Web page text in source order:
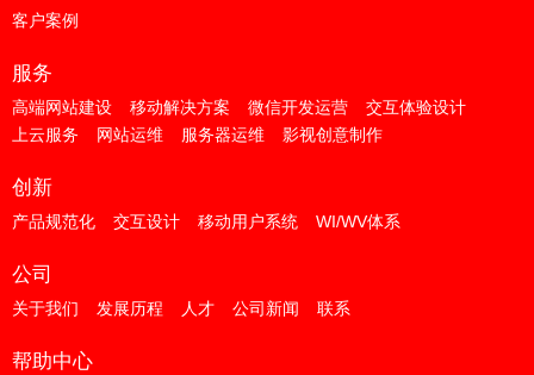
客户案例
服务
高端网站建设 移动解决方案 微信开发运营
交互体验设计
上云服务
网站运维 服务器运维 影视创意制作
创新
产品规范化 交互设计 移动用户系统 WI/WV体系
公司
关于我们 发展历程 人才 公司新闻 联系
帮助中心